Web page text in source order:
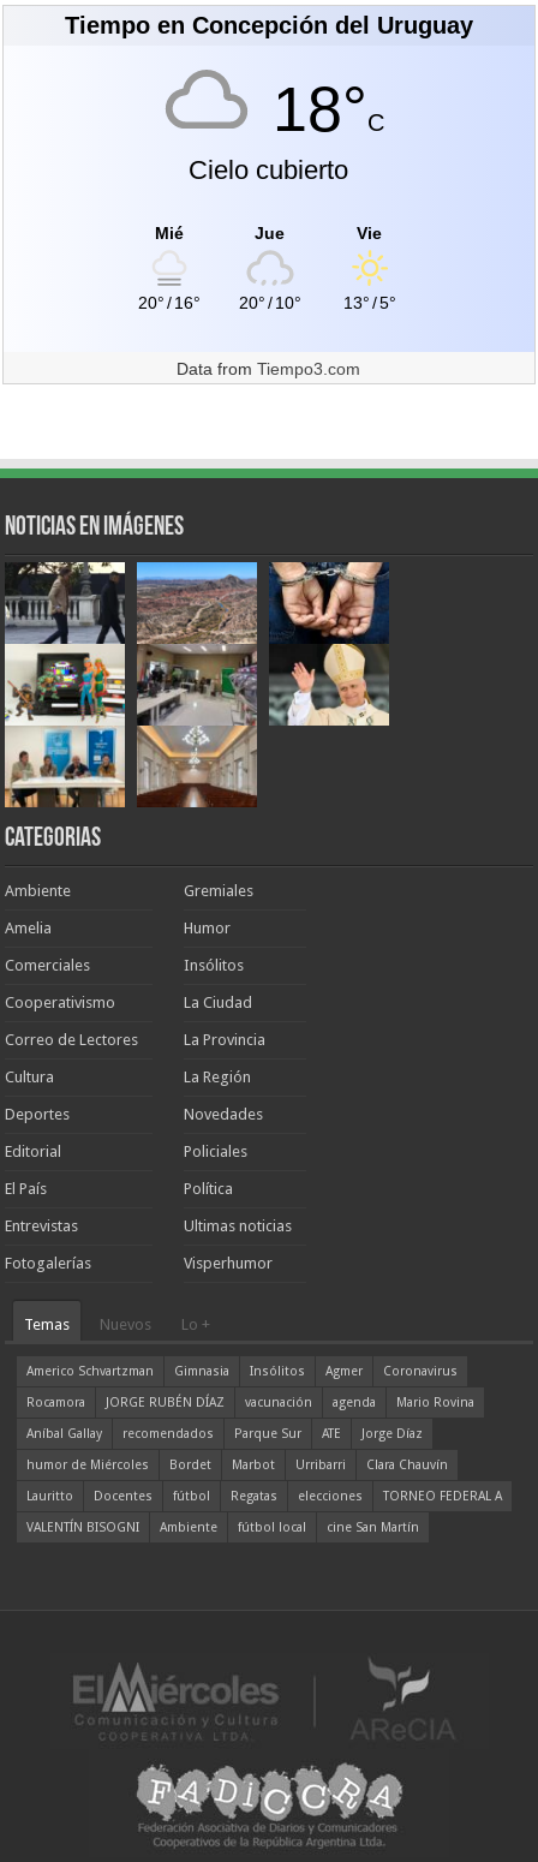
Tiempo en Concepción del Uruguay
18°C
Cielo cubierto
Mié
20°/16°
Jue
20°/10°
Vie
13°/5°
Data fromTiempo3.com
Noticias en Imágenes
Categorias
Ambiente
Amelia
Comerciales
Cooperativismo
Correo de Lectores
Cultura
Deportes
Editorial
El País
Entrevistas
Fotogalerías
Gremiales
Humor
Insólitos
La Ciudad
La Provincia
La Región
Novedades
Policiales
Política
Ultimas noticias
Visperhumor
Temas Nuevos Lo +
Americo Schvartzman Gimnasia Insólitos Agmer
Coronavirus
Rocamora
JORGE RUBÉN DÍAZ vacunación agenda
Mario Rovina
Aníbal Gallay
recomendados Parque Sur ATE
Jorge Díaz
humor de Miércoles
Bordet Marbot Urribarri
Clara Chauvín
Lauritto
Docentes fútbol Regatas elecciones
TORNEO FEDERAL A
VALENTÍN BISOGNI
Ambiente fútbol local cine San Martín